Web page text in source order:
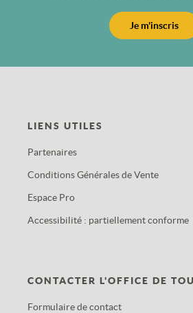
Je m'inscris
LIENS UTILES
Partenaires
Conditions Générales de Vente
Espace Pro
Accessibilité : partiellement conforme
CONTACTER L'OFFICE DE
Formulaire de contact